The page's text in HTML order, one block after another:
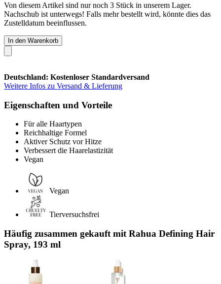
Von diesem Artikel sind nur noch 3 Stück in unserem Lager.
Nachschub ist unterwegs! Falls mehr bestellt wird, könnte dies das
Zustelldatum beeinflussen.
In den Warenkorb
Deutschland: Kostenloser Standardversand
Weitere Infos zu Versand & Lieferung
Eigenschaften und Vorteile
Für alle Haartypen
Reichhaltige Formel
Aktiver Schutz vor Hitze
Verbessert die Haarelastizität
Vegan
Vegan
Tierversuchsfrei
Häufig zusammen gekauft mit Rahua Defining Hair
Spray, 193 ml